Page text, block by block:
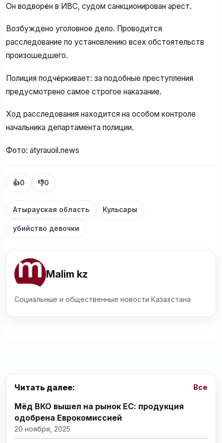
Он водворён в ИВС, судом санкционирован арест.
Возбуждено уголовное дело. Проводится
расследование по установлению всех обстоятельств
произошедшего.
Полиция подчёркивает: за подобные преступления
предусмотрено самое строгое наказание.
Ход расследования находится на особом контроле
начальника департамента полиции.
Фото: atyrauoil.news
👍0 👎0
Атырауская область Кульсары
убийство девочки
Malim kz
Социальные и общественные новости Казахстана
Читать далее: Все
Мёд ВКО вышел на рынок ЕС: продукция
одобрена Еврокомиссией
20 ноября, 2025